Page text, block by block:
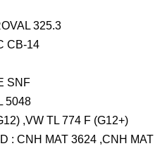
325.3
CB-14
SNF
5048
,VW TL 774 F (G12+)
: CNH MAT 3624 ,CNH MAT